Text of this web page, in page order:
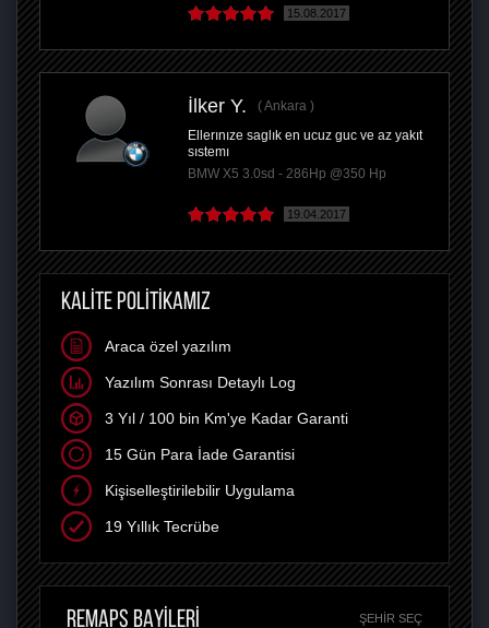
15.08.2017
İlker Y.
Ankara
Ellerınıze saglık en ucuz guc ve az yakıt
sıstemı
BMW X5 3.0sd - 286Hp @350 Hp
19.04.2017
KALİTE POLİTİKAMIZ
Araca özel yazılım
Yazılım Sonrası Detaylı Log
3 Yıl / 100 bin Km'ye Kadar Garanti
15 Gün Para İade Garantisi
Kişiselleştirilebilir Uygulama
19 Yıllık Tecrübe
REMAPS BAYİLERİ ŞEHIR SEÇ